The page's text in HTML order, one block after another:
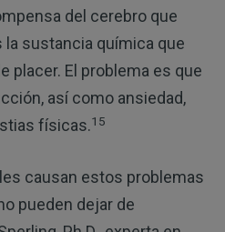
del cerebro que
la sustancia química que
placer. El problema es que
así como ansiedad,
físicas.15
causan estos problemas
pueden dejar de